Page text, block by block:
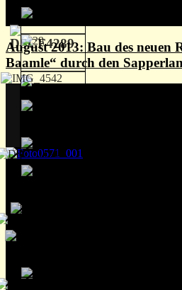
August 2013: Bau des neuen
Baamle“ durch den